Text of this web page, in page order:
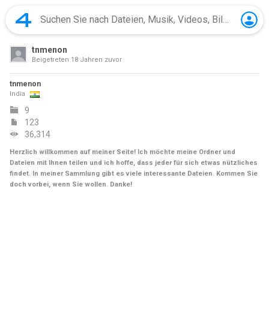
tnmenon
Beigetreten 18 Jahren zuvor
tnmenon
India
9
123
36,314
Herzlich willkommen auf meiner Seite! Ich möchte meine Ordner und
Dateien mit Ihnen teilen und ich hoffe, dass jeder für sich etwas nützliches
findet. In meiner Sammlung gibt es viele interessante Dateien. Kommen Sie
doch vorbei, wenn Sie wollen. Danke!